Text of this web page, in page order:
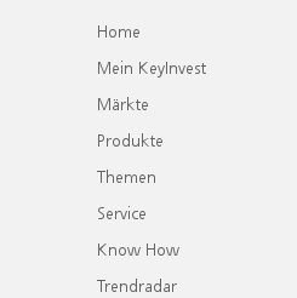
Home
Mein KeyInvest
Märkte
Produkte
Themen
Service
Know How
Trendradar